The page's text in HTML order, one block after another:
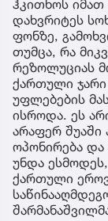
ჰკითხოს იმათ
დახვრიტეს
ფონზე,
თუმცა, რა
რეზოლუციას
ქართული ჯარი
უფლებების
ისროდა. ეს
არაფერ შუაში
ოპონირება და
უნდა
ქართული